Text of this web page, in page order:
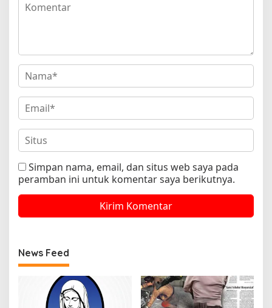
Simpan nama, email, dan situs web saya pada
peramban ini untuk komentar saya berikutnya.
News Feed